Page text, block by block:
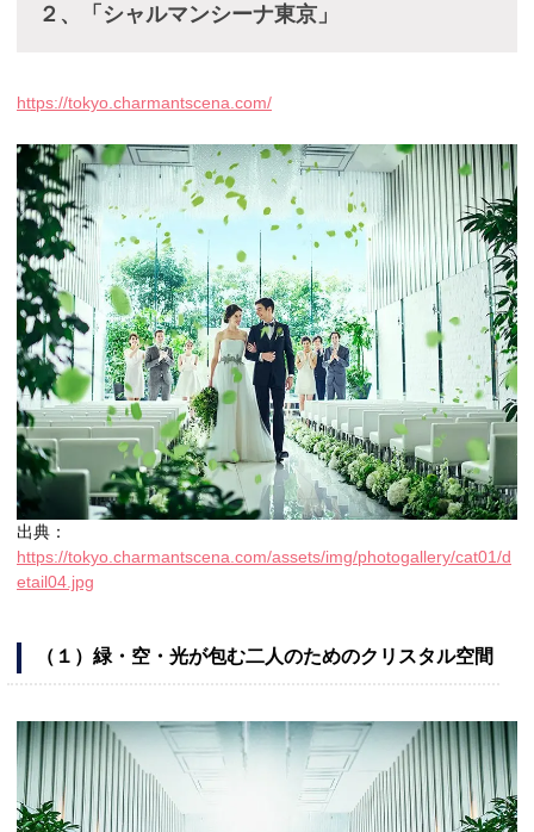
２、「シャルマンシーナ東京」
https://tokyo.charmantscena.com/
出典：
https://tokyo.charmantscena.com/assets/img/photogallery/cat01/d
etail04.jpg
（１）緑・空・光が包む二人のためのクリスタル空間